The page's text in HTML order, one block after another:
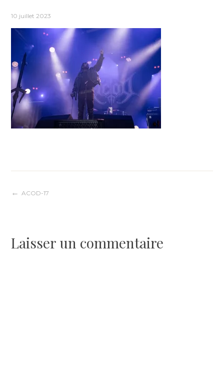
10 juillet 2023
Navigation
l’article
ACOD-17
Laisser un commentaire